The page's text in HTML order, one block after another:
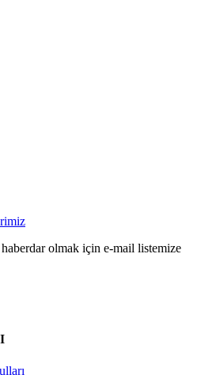
olmak için e-mail listemize